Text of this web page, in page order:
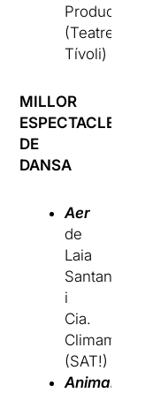
Produce)
(Teatre
Tívoli)
MILLOR
ESPECTACLE
DE
DANSA
Aer
de
Laia
Santanach
i
Cia.
Climamola
(SAT!)
Animal